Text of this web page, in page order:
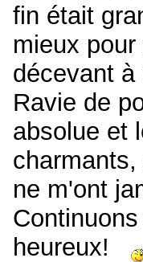
fin était
mieux
décevant à
Ravie de
absolue et
ne m'ont
heureux!